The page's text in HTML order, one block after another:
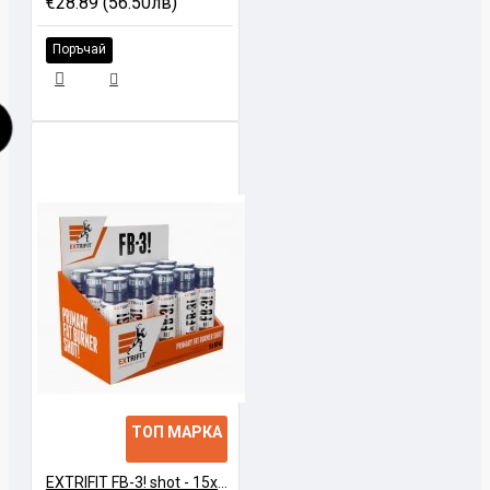
Екстракт от черен пипер
(BioPerine®)
* NRV – референтна стойност за дневен прием.
Начин на употреба
Приемайте 3 капсули дневно, за предпочитане по
Поръчай
ТОП МАРКА
EXTRIFIT FB-3! shot - 15x90ml